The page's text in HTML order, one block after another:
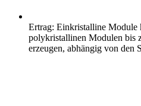
Ertrag: Einkristalline Module
polykristallinen Modulen bis
erzeugen, abhängig von den